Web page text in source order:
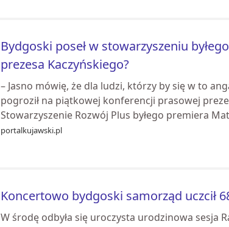
Bydgoski poseł w stowarzyszeniu
prezesa Kaczyńskiego?
– Jasno mówię, że dla ludzi, którzy by się w to
pogroził na piątkowej konferencji prasowej
Stowarzyszenie Rozwój Plus byłego premiera
portalkujawski.pl
Koncertowo bydgoski samorząd uczcił
W środę odbyła się uroczysta urodzinowa sesja